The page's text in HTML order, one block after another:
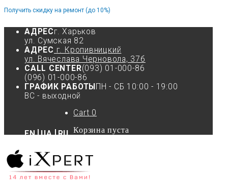
Получить скидку на ремонт (до 10%)
АДРЕСг. Харьков
ул. Сумская 82
АДРЕС г. Кропивницкий
ул. Вячеслава Черновола, 37б
CALL CENTER(093) 01-000-86
(096) 01-000-86
ГРАФИК РАБОТЫ ПН - СБ 10:00 - 19:00
ВС - выходной
EN UA RU
Cart 0
Корзина пуста